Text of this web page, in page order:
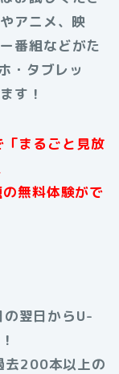
アニメ、映
番組などがた
・タブレッ
す！
まるごと見放
無料体験がで
の翌日からU-
去200本以上の